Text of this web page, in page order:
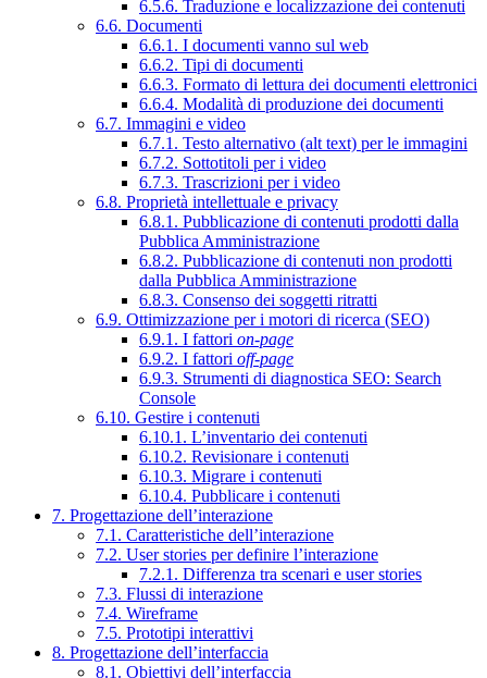
6.5.6. Traduzione e localizzazione dei contenuti
6.6. Documenti
6.6.1. I documenti vanno sul web
6.6.2. Tipi di documenti
6.6.3. Formato di lettura dei documenti elettronici
6.6.4. Modalità di produzione dei documenti
6.7. Immagini e video
6.7.1. Testo alternativo (alt text) per le immagini
6.7.2. Sottotitoli per i video
6.7.3. Trascrizioni per i video
6.8. Proprietà intellettuale e privacy
6.8.1. Pubblicazione di contenuti prodotti dalla
Pubblica Amministrazione
6.8.2. Pubblicazione di contenuti non prodotti
dalla Pubblica Amministrazione
6.8.3. Consenso dei soggetti ritratti
6.9. Ottimizzazione per i motori di ricerca (SEO)
6.9.1. I fattori on-page
6.9.2. I fattori off-page
6.9.3. Strumenti di diagnostica SEO: Search
Console
6.10. Gestire i contenuti
6.10.1. L’inventario dei contenuti
6.10.2. Revisionare i contenuti
6.10.3. Migrare i contenuti
6.10.4. Pubblicare i contenuti
7. Progettazione dell’interazione
7.1. Caratteristiche dell’interazione
7.2. User stories per definire l’interazione
7.2.1. Differenza tra scenari e user stories
7.3. Flussi di interazione
7.4. Wireframe
7.5. Prototipi interattivi
8. Progettazione dell’interfaccia
8.1. Obiettivi dell’interfaccia